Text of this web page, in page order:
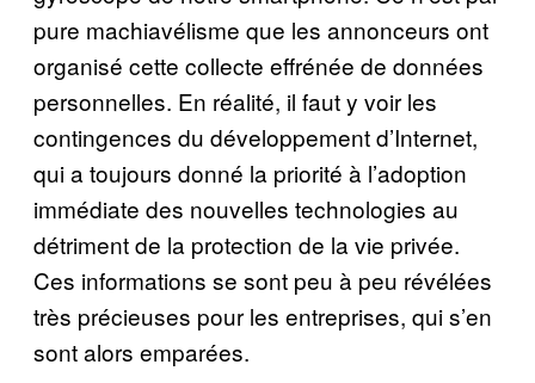
pure machiavélisme que les annonceurs ont
organisé cette collecte effrénée de données
personnelles. En réalité, il faut y voir les
contingences du développement d’Internet,
qui a toujours donné la priorité à l’adoption
immédiate des nouvelles technologies au
détriment de la protection de la vie privée.
Ces informations se sont peu à peu révélées
très précieuses pour les entreprises, qui s’en
sont alors emparées.